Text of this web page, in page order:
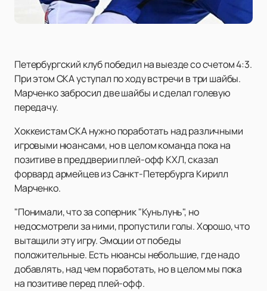
Петербургский клуб победил на выезде со счетом 4:3.
При этом СКА уступал по ходу встречи в три шайбы.
Марченко забросил две шайбы и сделал голевую
передачу.
Хоккеистам СКА нужно поработать над различными
игровыми нюансами, но в целом команда пока на
позитиве в преддверии плей-офф КХЛ, сказал
форвард армейцев из Санкт-Петербурга Кирилл
Марченко.
"Понимали, что за соперник "Куньлунь", но
недосмотрели за ними, пропустили голы. Хорошо, что
вытащили эту игру. Эмоции от победы
положительные. Есть нюансы небольшие, где надо
добавлять, над чем поработать, но в целом мы пока
на позитиве перед плей-офф.